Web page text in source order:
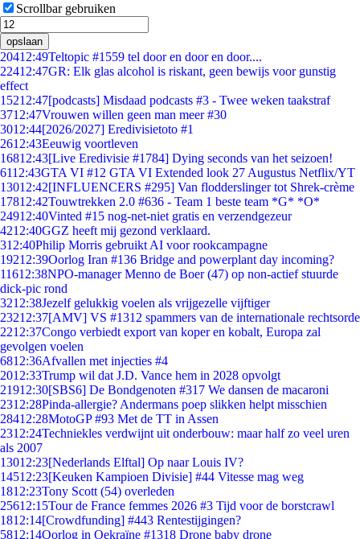
Scrollbar gebruiken
opslaan
20412:49Teltopic #1559 tel door en door en door....
22412:47GR: Elk glas alcohol is riskant, geen bewijs voor gunstig
effect
15212:47[podcasts] Misdaad podcasts #3 - Twee weken taakstraf
3712:47Vrouwen willen geen man meer #30
3012:44[2026/2027] Eredivisietoto #1
2612:43Eeuwig voortleven
16812:43[Live Eredivisie #1784] Dying seconds van het seizoen!
6112:43GTA VI #12 GTA VI Extended look 27 Augustus Netflix/YT
13012:42[INFLUENCERS #295] Van flodderslinger tot Shrek-crème
17812:42Touwtrekken 2.0 #636 - Team 1 beste team *G* *O*
24912:40Vinted #15 nog-net-niet gratis en verzendgezeur
4212:40GGZ heeft mij gezond verklaard.
312:40Philip Morris gebruikt AI voor rookcampagne
19212:39Oorlog Iran #136 Bridge and powerplant day incoming?
11612:38NPO-manager Menno de Boer (47) op non-actief stuurde
dick-pic rond
3212:38Jezelf gelukkig voelen als vrijgezelle vijftiger
23212:37[AMV] VS #1312 spammers van de internationale rechtsorde
2212:37Congo verbiedt export van koper en kobalt, Europa zal
gevolgen voelen
6812:36Afvallen met injecties #4
2012:33Trump wil dat J.D. Vance hem in 2028 opvolgt
21912:30[SBS6] De Bondgenoten #317 We dansen de macaroni
2312:28Pinda-allergie? Andermans poep slikken helpt misschien
28412:28MotoGP #93 Met de TT in Assen
2312:24Techniekles verdwijnt uit onderbouw: maar half zo veel uren
als 2007
13012:23[Nederlands Elftal] Op naar Louis IV?
14512:23[Keuken Kampioen Divisie] #44 Vitesse mag weg
1812:23Tony Scott (54) overleden
25612:15Tour de France femmes 2026 #3 Tijd voor de borstcrawl
1812:14[Crowdfunding] #443 Rentestijgingen?
5812:14Oorlog in Oekraïne #1318 Drone baby drone